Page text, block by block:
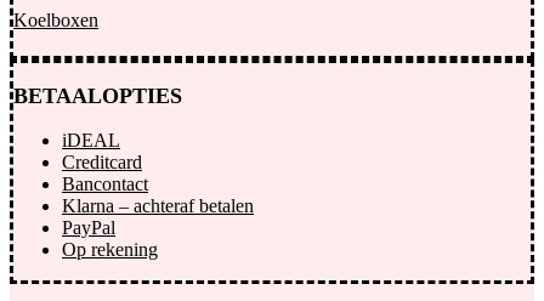
Koelboxen
BETAALOPTIES
iDEAL
Creditcard
Bancontact
Klarna – achteraf betalen
PayPal
Op rekening